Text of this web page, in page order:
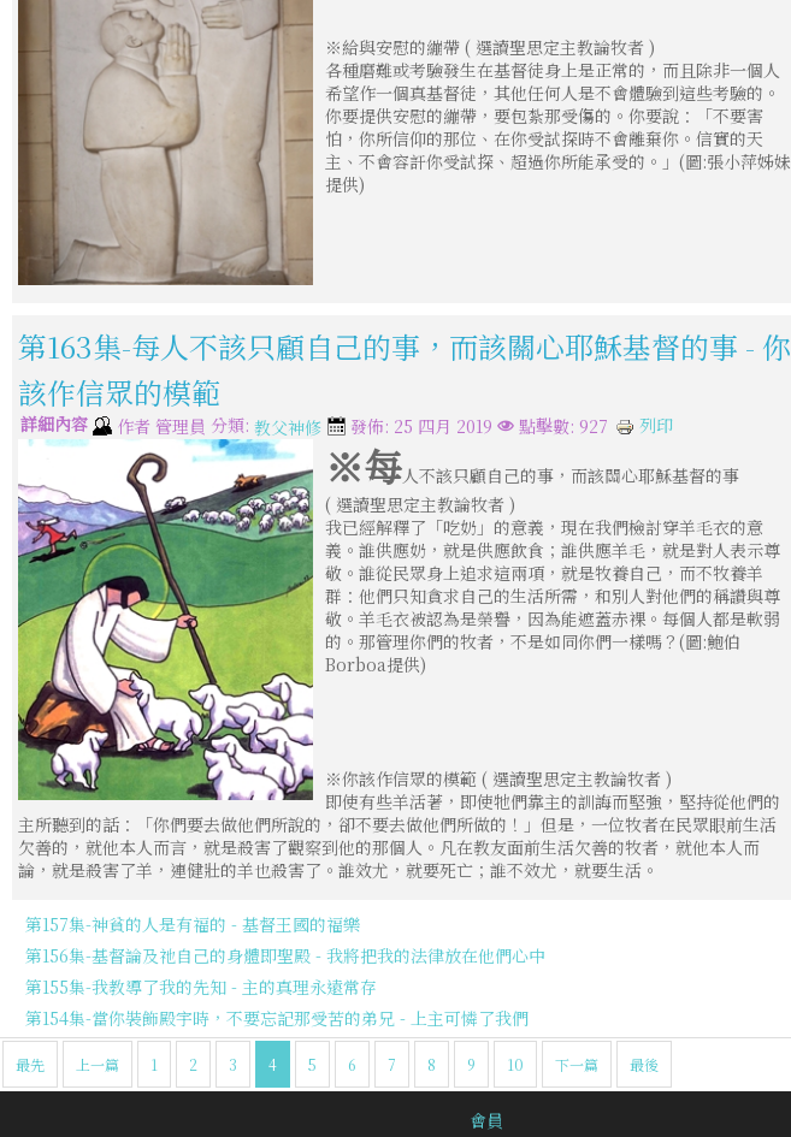
※給與安慰的繃帶 ( 選讀聖思定主教論牧者 )
各種磨難或考驗發生在基督徒身上是正常的，而且除非一個人
希望作一個真基督徒，其他任何人是不會體驗到這些考驗的。
你要提供安慰的繃帶，要包紮那受傷的。你要說：「不要害
怕，你所信仰的那位、在你受試探時不會離棄你。信實的天
主、不會容訐你受試探、超過你所能承受的。」(圖:張小萍姊妹
提供)
第163集-每人不該只顧自己的事，而該關心耶穌基督的事 - 你
該作信眾的模範
詳細內容 作者 管理員 分類: 教父神修 發佈: 25 四月 2019 點擊數: 927 列印
※每人不該只顧自己的事，而該關心耶穌基督的事
( 選讀聖思定主教論牧者 )
我已經解釋了「吃奶」的意義，現在我們檢討穿羊毛衣的意
義。誰供應奶，就是供應飲食；誰供應羊毛，就是對人表示尊
敬。誰從民眾身上追求這兩項，就是牧養自己，而不牧養羊
群：他們只知貪求自己的生活所需，和別人對他們的稱讚與尊
敬。羊毛衣被認為是榮譽，因為能遮蓋赤裸。每個人都是軟弱
的。那管理你們的牧者，不是如同你們一樣嗎？(圖:鮑伯
Borboa提供)
※你該作信眾的模範 ( 選讀聖思定主教論牧者 )
即使有些羊活著，即使牠們靠主的訓誨而堅強，堅持從他們的
主所聽到的話：「你們要去做他們所說的，卻不要去做他們所做的！」但是，一位牧者在民眾眼前生活
欠善的，就他本人而言，就是殺害了觀察到他的那個人。凡在教友面前生活欠善的牧者，就他本人而
論，就是殺害了羊，連健壯的羊也殺害了。誰效尤，就要死亡；誰不效尤，就要生活。
第157集-神貧的人是有福的 - 基督王國的福樂
第156集-基督論及祂自己的身體即聖殿 - 我將把我的法律放在他們心中
第155集-我教導了我的先知 - 主的真理永遠常存
第154集-當你裝飾殿宇時，不要忘記那受苦的弟兄 - 上主可憐了我們
最先 上一篇 1 2 3 4 5 6 7 8 9 10 下一篇 最後
會員